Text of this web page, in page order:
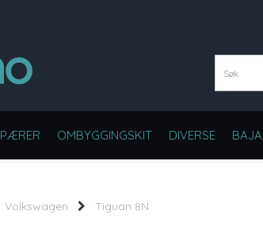
PÆRER OMBYGGINGSKIT DIVERSE
Volkswagen Tiguan 8N